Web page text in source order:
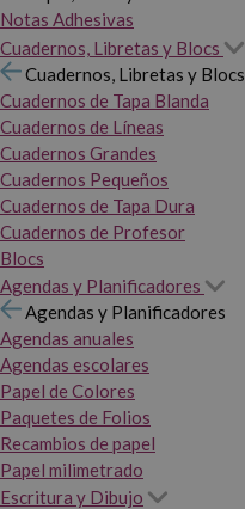
Notas Adhesivas
Cuadernos, Libretas y Blocs
Cuadernos, Libretas y Blocs
Cuadernos de Tapa Blanda
Cuadernos de Líneas
Cuadernos Grandes
Cuadernos Pequeños
Cuadernos de Tapa Dura
Cuadernos de Profesor
Blocs
Agendas y Planificadores
Agendas y Planificadores
Agendas anuales
Agendas escolares
Papel de Colores
Paquetes de Folios
Recambios de papel
Papel milimetrado
Escritura y Dibujo